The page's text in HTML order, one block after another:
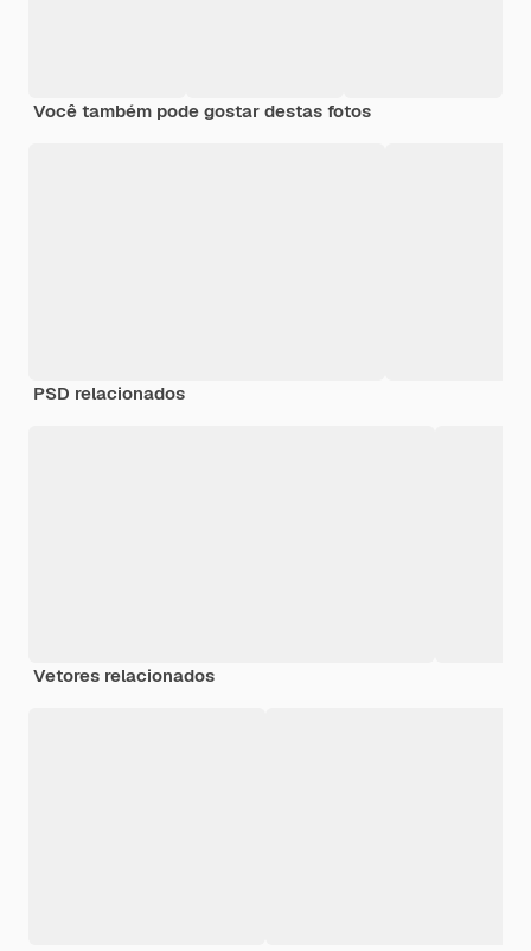
Você também pode gostar destas fotos
PSD relacionados
Vetores relacionados